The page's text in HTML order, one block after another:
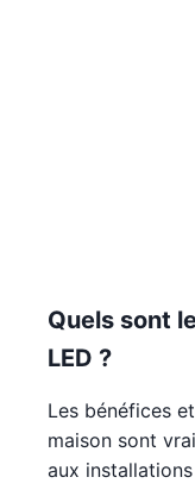
Quels sont
LED ?
Les bénéfices
maison sont
aux